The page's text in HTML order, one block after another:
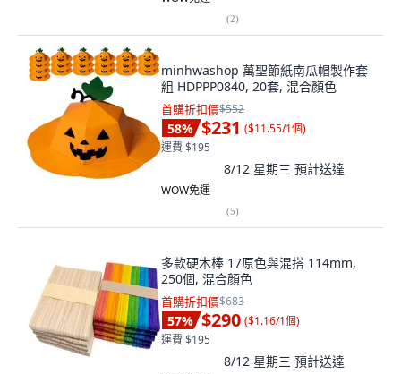
(2)
minhwashop 萬聖節紙南瓜帽製作套
組 HDPPP0840, 20套, 混合顏色
首購折扣價$552
58% $231 ($11.55/1個)
運費 $195
8/12 星期三 預計送達
WOW免運
(5)
多款硬木棒 17原色與混搭 114mm,
250個, 混合顏色
首購折扣價$683
57% $290 ($1.16/1個)
運費 $195
8/12 星期三 預計送達